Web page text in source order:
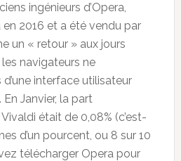
ingénieurs d’Opera,
2016 et a été vendu par
un « retour » aux jours
navigateurs ne
interface utilisateur
Janvier, la part
était de 0,08% (c’est-
d’un pourcent, ou 8 sur 10
télécharger Opera pour